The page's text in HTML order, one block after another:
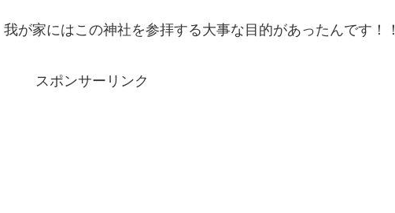
が家にはこの神社を参拝する大事な目的があったんです！！
スポンサーリンク